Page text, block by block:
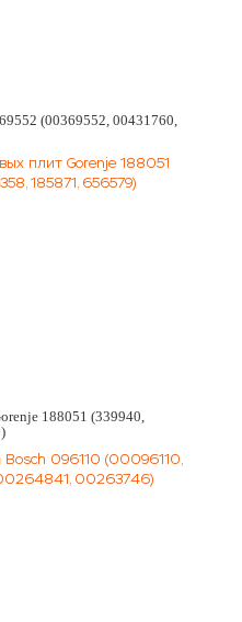
(00369552, 00431760,
188051 (339940,